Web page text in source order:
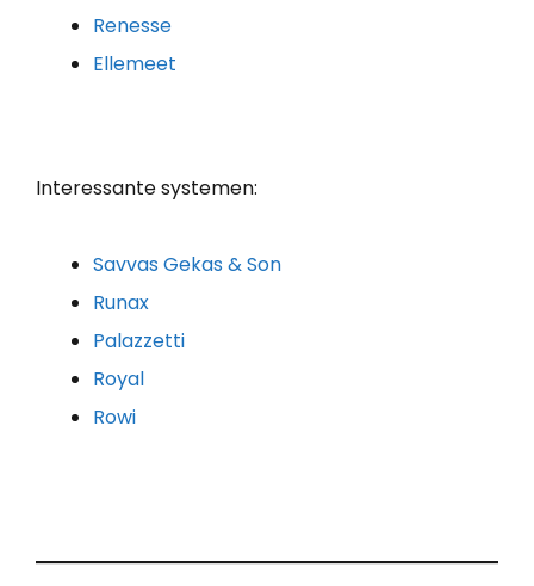
Renesse
Ellemeet
Interessante systemen:
Savvas Gekas & Son
Runax
Palazzetti
Royal
Rowi